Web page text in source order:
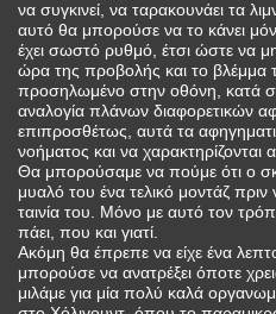
να συγκινεί, να ταρακουνάει τα
αυτό θα μπορούσε να το κάνει
έχει σωστό ρυθμό, έτσι ώστε να
ώρα της προβολής και το βλέμμα
προσηλωμένο στην οθόνη, κατά
αναλογία πλάνων διαφορετικών
επιπροσθέτως, αυτά τα
νοήματος και να χαρακτηρίζονται
Θα μπορούσαμε να πούμε ότι ο
μυαλό του ένα τελικό μοντάζ πριν
ταινία του. Μόνο με αυτό τον
πάει, που και γιατί.
Ακόμη θα έπρεπε να είχε ένα
μπορούσε να ανατρέξει όποτε
μιλάμε για μία πολύ καλά